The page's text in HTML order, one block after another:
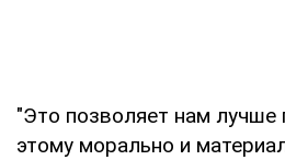
"Это позволяет нам лучше
этому морально и